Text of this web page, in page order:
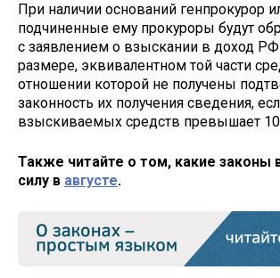
При наличии оснований генпрокурор
подчиненные ему прокуроры будут
с заявлением о взыскании в доход
размере, эквивалентном той части
отношении которой не получены
законность их получения сведения,
взыскиваемых средств превышает 10
Также читайте о том, какие законы
силу в августе.